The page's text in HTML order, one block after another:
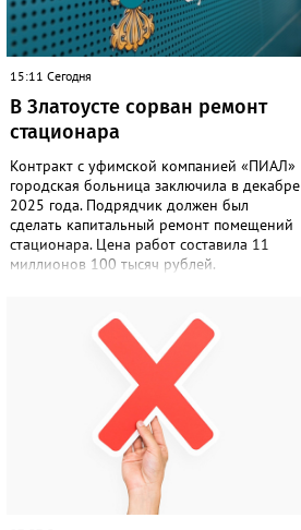
15:11 Сегодня
В Златоусте сорван ремонт
стационара
Контракт с уфимской компанией «ПИАЛ»
городская больница заключила в декабре
2025 года. Подрядчик должен был
сделать капитальный ремонт помещений
стационара. Цена работ составила 11
миллионов 100 тысяч рублей.
соответствии с условиями контракта не
выполнил, в связи с чем заказчик принял
решение об одностороннем отказе от
исполнения обязательств по контракту»,
– сообщили в Челябинском УФАС.
Антимонопольная служба приняла
решение включить ООО «ПИАЛ» в реестр
недобросовестных поставщиков. В
чёрном списке уфимский подрядчик